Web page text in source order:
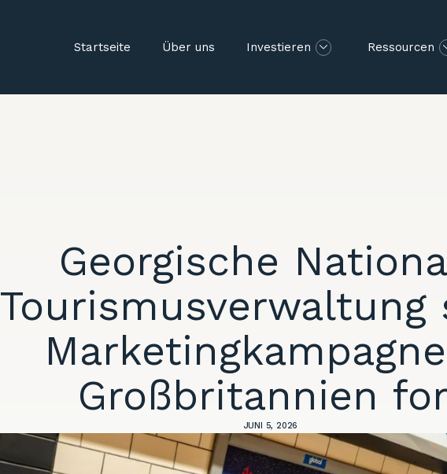
Startseite Über uns Investieren Ressourcen
Georgische
Tourismusverwaltung
Großbritannien
JUNI 5, 2026